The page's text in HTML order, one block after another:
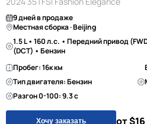
9 дней в продаже
Местная сборка · Beijing
1.5 L • 160 л.с. • Передний привод
(DCT) • Бензин
Пробег: 16к км
Тип двигателя: Бензин
Разгон 0-100: 9.3 с
Хочу заказать от